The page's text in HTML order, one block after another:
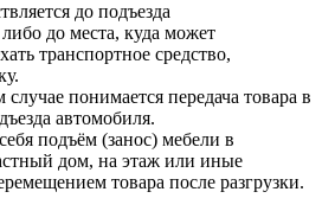
до подъезда
до места, куда может
транспортное средство,
понимается передача товара в
автомобиля.
подъём (занос) мебели в
дом, на этаж или иные
товара после разгрузки.